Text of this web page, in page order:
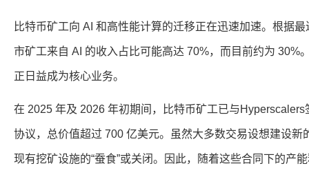
比特币矿工向 AI 和高性能计算的迁移正在迅速加速。根据
市矿工来自 AI 的收入占比可能高达 70%，而目前约为 30%
正日益成为核心业务。
在 2025 年及 2026 年初期间，比特币矿工已与
协议，总价值超过 700 亿美元。虽然大多数交易设想建设新
现有挖矿设施的“蚕食”或关闭。因此，随着这些合同下的产